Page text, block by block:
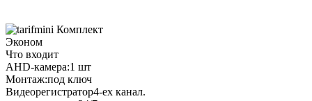
Комплект
Эконом
Что входит
AHD-камера:1 шт
Монтаж:под ключ
Видеорегистратор4-ех канал.